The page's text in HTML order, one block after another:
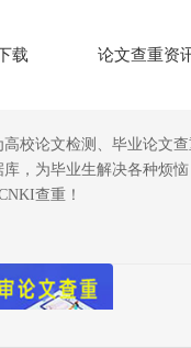
载 论文查重资
校论文检测、毕业论文
，为毕业生解决各种烦
查重！